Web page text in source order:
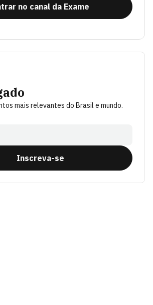
no canal da Exame
mais relevantes do Brasil e mundo.
Inscreva-se